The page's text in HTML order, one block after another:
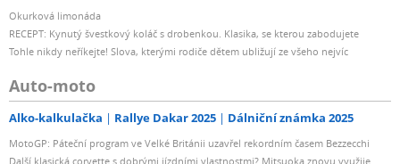
Okurková limonáda
RECEPT: Kynutý švestkový koláč s drobenkou. Klasika, se kterou zabodujete
Tohle nikdy neříkejte! Slova, kterými rodiče dětem ubližují ze všeho nejvíc
Auto-moto
Alko-kalkulačka Rallye Dakar 2025 Dálniční známka 2025
MotoGP: Páteční program ve Velké Británii uzavřel rekordním časem Bezzecchi
Další klasická corvette s dobrými jízdními vlastnostmi? Mitsuoka znovu využije